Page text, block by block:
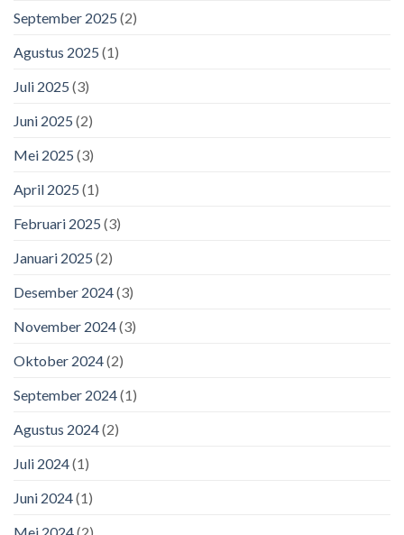
September 2025 (2)
Agustus 2025 (1)
Juli 2025 (3)
Juni 2025 (2)
Mei 2025 (3)
April 2025 (1)
Februari 2025 (3)
Januari 2025 (2)
Desember 2024(3)
November 2024(3)
Oktober 2024(2)
September 2024(1)
Agustus 2024(2)
Juli 2024(1)
Juni 2024(1)
Mei 2024(2)